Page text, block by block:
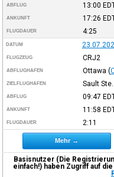
ABFLUG 13:00
ANKUNFT 17:26
FLUGDAUER 4:25
DATUM
FLUGZEUG CRJ2
ABFLUGHAFEN Ottawa (
ZIELFLUGHAFEN Sault
ABFLUG 09:47
ANKUNFT 11:58
FLUGDAUER 2:11
Mehr →
Basisnutzer (Die
einfach!) haben Zugriff auf